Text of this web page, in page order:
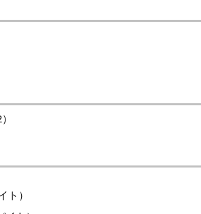
ト）